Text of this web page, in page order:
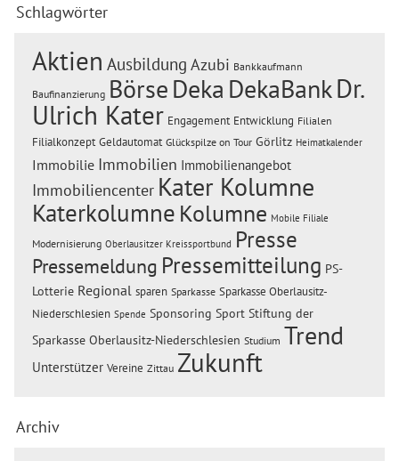
Schlagwörter
Aktien Ausbildung Azubi Bankkaufmann
Baufinanzierung BörseDeka DekaBankDr.
Ulrich Kater Engagement Entwicklung Filialen
Filialkonzept Geldautomat Glückspilze on Tour Görlitz Heimatkalender
Immobilie Immobilien Immobilienangebot
Immobiliencenter Kater Kolumne
Katerkolumne Kolumne Mobile Filiale
Modernisierung Oberlausitzer Kreissportbund Presse
Pressemeldung Pressemitteilung PS-
Lotterie Regional sparen Sparkasse Sparkasse Oberlausitz-
Niederschlesien Spende Sponsoring Sport Stiftung der
Sparkasse Oberlausitz-Niederschlesien Studium Trend
Unterstützer Vereine Zittau Zukunft
Archiv